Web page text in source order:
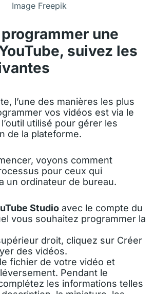
Image Freepik
une
suivez les
l’une des manières les plus
vos vidéos est via le
l’outil utilisé pour gérer les
de la plateforme.
voyons comment
pour ceux qui
un ordinateur de bureau.
Studio avec le compte du
vous souhaitez programmer la
droit, cliquez sur Créer
des vidéos.
fichier de votre vidéo et
Pendant le
les informations telles